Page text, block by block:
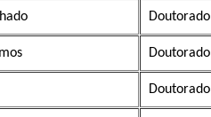
Doutorado
Doutorado
Doutorado